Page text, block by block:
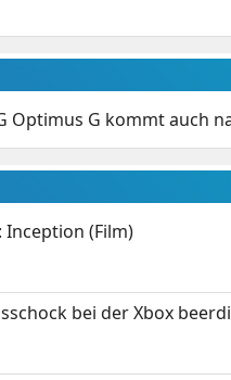
Optimus G kommt auch
Inception (Film)
bei der Xbox